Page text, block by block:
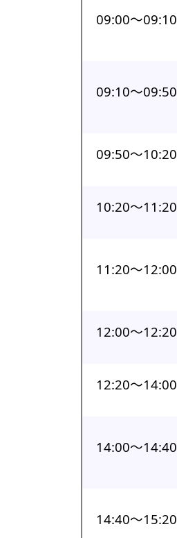
09:00〜09:10
09:10〜09:50
09:50〜10:20
10:20〜11:20
11:20〜12:00
12:00〜12:20
12:20〜14:00
14:00〜14:40
14:40〜15:20